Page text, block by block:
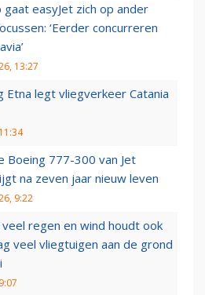
gaat easyJet zich op ander
‘Eerder concurreren
13:27
Etna legt vliegverkeer Catania
Boeing 777-300 van Jet
na zeven jaar nieuw leven
9:22
regen en wind houdt ook
veel vliegtuigen aan de grond